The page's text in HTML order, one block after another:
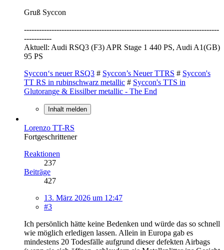
Gruß Syccon
------------------------------------------------------------------------------
-----------
Aktuell: Audi RSQ3 (F3) APR Stage 1 440 PS, Audi A1(GB)
95 PS
Syccon‘s neuer RSQ3 # Syccon’s Neuer TTRS # Syccon's
TT RS in rubinschwarz metallic # Syccon's TTS in
Glutorange & Eissilber metallic - The End
Inhalt melden
Lorenzo TT-RS
Fortgeschrittener
Reaktionen
237
Beiträge
427
13. März 2026 um 12:47
#3
Ich persönlich hätte keine Bedenken und würde das so schnell
wie möglich erledigen lassen. Allein in Europa gab es
mindestens 20 Todesfälle aufgrund dieser defekten Airbags